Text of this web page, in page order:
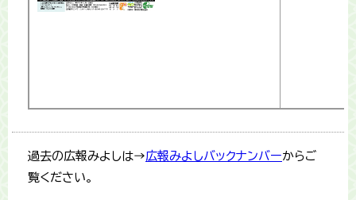
過去の広報みよしは→広報みよしバックナンバーからご
覧ください。